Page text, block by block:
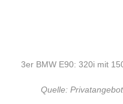
3er BMW E90: 320i mit
Quelle: